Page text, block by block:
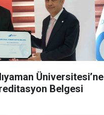
Üniversitesi’ne
Belgesi